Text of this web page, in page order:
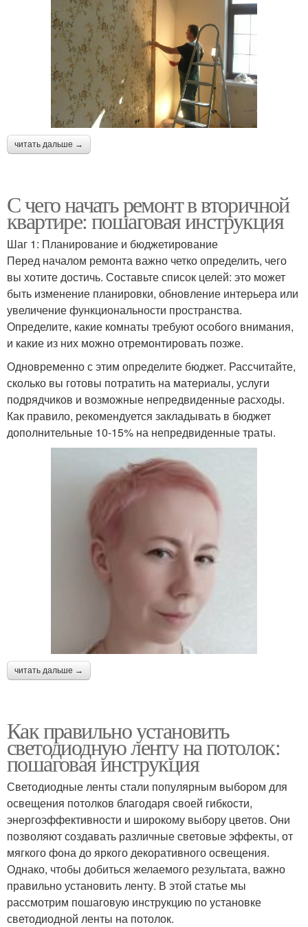
читать дальше →
С чего начать ремонт в вторичной
квартире: пошаговая инструкция
Шаг 1: Планирование и бюджетирование
Перед началом ремонта важно четко определить, чего
вы хотите достичь. Составьте список целей: это может
быть изменение планировки, обновление интерьера или
увеличение функциональности пространства.
Определите, какие комнаты требуют особого внимания,
и какие из них можно отремонтировать позже.
Одновременно с этим определите бюджет. Рассчитайте,
сколько вы готовы потратить на материалы, услуги
подрядчиков и возможные непредвиденные расходы.
Как правило, рекомендуется закладывать в бюджет
дополнительные 10-15% на непредвиденные траты.
читать дальше →
Как правильно установить
светодиодную ленту на потолок:
пошаговая инструкция
Светодиодные ленты стали популярным выбором для
освещения потолков благодаря своей гибкости,
энергоэффективности и широкому выбору цветов. Они
позволяют создавать различные световые эффекты, от
мягкого фона до яркого декоративного освещения.
Однако, чтобы добиться желаемого результата, важно
правильно установить ленту. В этой статье мы
рассмотрим пошаговую инструкцию по установке
светодиодной ленты на потолок.